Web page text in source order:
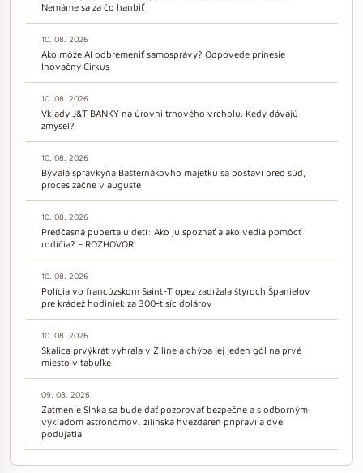
Nemáme sa za čo hanbiť
10. 08. 2026
Ako môže AI odbremeniť samosprávy? Odpovede prinesie
Inovačný Cirkus
10. 08. 2026
Vklady J&T BANKY na úrovni trhového vrcholu. Kedy dávajú
zmysel?
10. 08. 2026
Bývalá správkyňa Bašternákovho majetku sa postaví pred súd,
proces začne v auguste
10. 08. 2026
Predčasná puberta u detí: Ako ju spoznať a ako vedia pomôcť
rodičia? – ROZHOVOR
10. 08. 2026
Polícia vo francúzskom Saint-Tropez zadržala štyroch Španielov
pre krádež hodiniek za 300-tisíc dolárov
10. 08. 2026
Skalica prvýkrát vyhrala v Žiline a chýba jej jeden gól na prvé
miesto v tabuľke
09. 08. 2026
Zatmenie Slnka sa bude dať pozorovať bezpečne a s odborným
výkladom astronómov, žilinská hvezdáreň pripravila dve
podujatia